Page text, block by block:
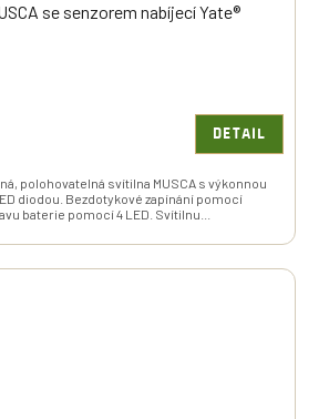
se senzorem nabíjecí Yate®
DETAIL
polohovatelná svítilna MUSCA s výkonnou
diodou. Bezdotykové zapínání pomocí
baterie pomocí 4 LED. Svítilnu...